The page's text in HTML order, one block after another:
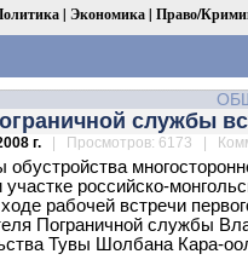
| Экономика| Право/
службы
г. | Просмотров: 6173 |
обустройства
участке российско-
рабочей встречи
Пограничной службы
Тувы Шолбана Кара-